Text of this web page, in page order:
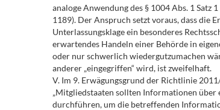
analoge Anwendung des § 1004 Abs. 1 Satz
1189). Der Anspruch setzt voraus, dass
Unterlassungsklage ein besonderes
erwartendes Handeln einer Behörde in
oder nur schwerlich wiedergutzumachen
anderer „eingegriffen“ wird, ist zweifelhaft.
V. Im 9. Erwägungsgrund der Richtlinie
„Mitgliedstaaten sollten Informationen über
durchführen, um die betreffenden